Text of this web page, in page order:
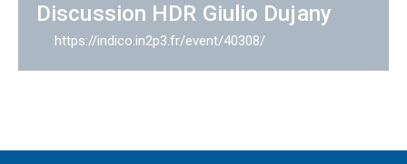
Discussion HDR Giulio Dujany
https://indico.in2p3.fr/event/40308/